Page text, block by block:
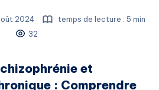
2024
temps de lecture : 5 min
32
et
: Comprendre